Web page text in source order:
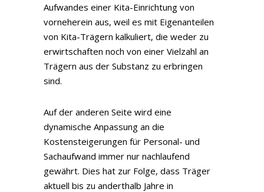
Aufwandes einer Kita-Einrichtung von
vorneherein aus, weil es mit Eigenanteilen
von Kita-Trägern kalkuliert, die weder zu
erwirtschaften noch von einer Vielzahl an
Trägern aus der Substanz zu erbringen
sind.
Auf der anderen Seite wird eine
dynamische Anpassung an die
Kostensteigerungen für Personal- und
Sachaufwand immer nur nachlaufend
gewährt. Dies hat zur Folge, dass Träger
aktuell bis zu anderthalb Jahre in